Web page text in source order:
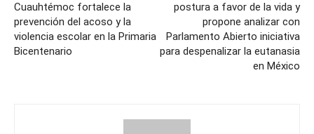
Cuauhtémoc fortalece la
prevención del acoso y la
violencia escolar en la Primaria
Bicentenario
postura a favor de la vida y
propone analizar con
Parlamento Abierto iniciativa
para despenalizar la eutanasia
en México